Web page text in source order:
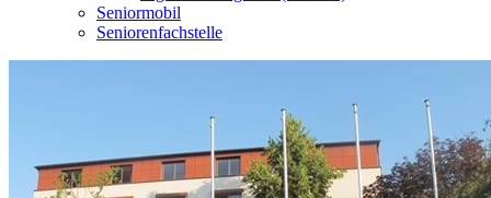
Seniormobil
Seniorenfachstelle